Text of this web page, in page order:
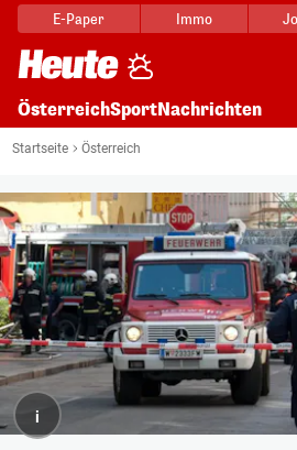
E-Paper Immo
ÖsterreichSportNachrichten
Startseite Österreich
i